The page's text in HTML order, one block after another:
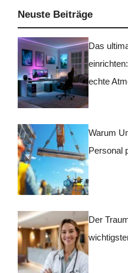
Neuste Beiträge
Das
echte
Warum
Personal
Der